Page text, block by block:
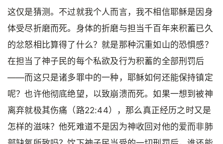
这仅是猜测。不过就我个人而言，我不相信耶稣是因身
体受尽折磨而死。身体的折磨与担当千百年来积蓄已久
的忿怒相比算得了什么？就是那种沉重如山的恐惧感？
在担当了神子民的每个私欲及行为积蓄的全部刑罚后
——而这只是诸多罪中的一种，耶稣如何还能保持镇定
呢？也许他彻底绝望，以致崩溃而死。如果一想到被神
离弃就极其伤痛（路22:44），那么真正经历之时又是
怎样的滋味？他死难道不是因为神收回对他的爱而非肺